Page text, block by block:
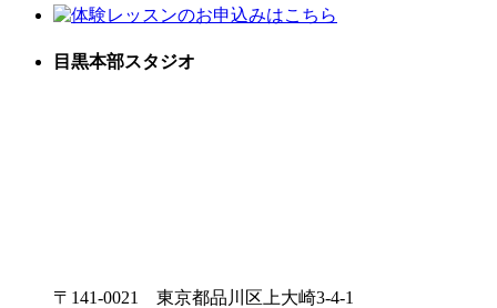
目黒本部スタジオ
〒141-0021 東京都品川区上大崎3-4-1